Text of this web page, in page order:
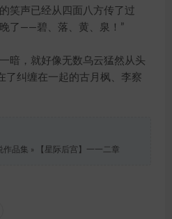
声已经从四面八方传了过
了——碧、落、黄、泉！”
，就好像无数乌云猛然从头
了纠缠在一起的古月枫、李察
作品集 » 【星际后宫】一一二章